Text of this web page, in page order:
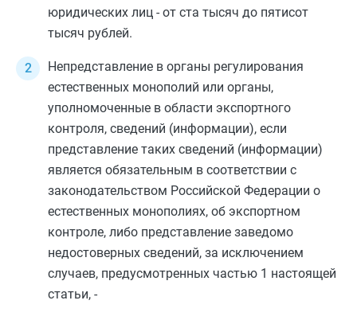
юридических лиц - от ста тысяч до пятисот
тысяч рублей.
Непредставление в органы регулирования
естественных монополий или органы,
уполномоченные в области экспортного
контроля, сведений (информации), если
представление таких сведений (информации)
является обязательным в соответствии с
законодательством Российской Федерации о
естественных монополиях, об экспортном
контроле, либо представление заведомо
недостоверных сведений, за исключением
случаев, предусмотренных частью 1 настоящей
статьи, -